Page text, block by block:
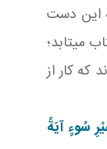
اين دست
مي تابد؛
که کار از
سُوءٍ آيَةً